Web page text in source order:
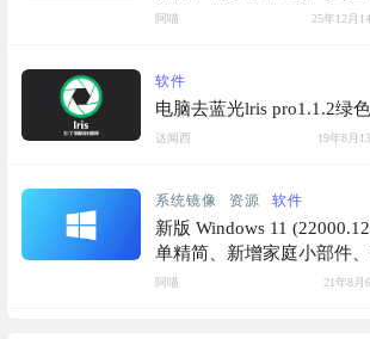
阿喵 25年12月
软件
电脑去蓝光lris pro1.1.2绿
达闻西 19年8月
系统镜像 资源 软件
新版 Windows 11
单精简、新增家庭小部件
阿喵 21年8月